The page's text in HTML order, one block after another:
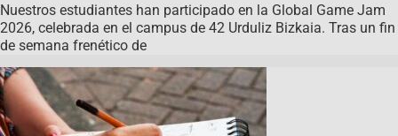
Nuestros estudiantes han participado en la Global Game Jam
2026, celebrada en el campus de 42 Urduliz Bizkaia. Tras un fin
de semana frenético de